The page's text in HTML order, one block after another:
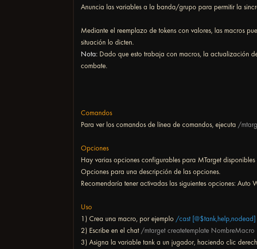
Anuncia las variables a la banda/grupo para permitir la
Mediante el reemplazo de tokens con valores, las macros
situación lo dicten.
Nota: Dado que esto trabaja con macros, la actualización
combate.
Comandos
Para ver los comandos de línea de comandos, ejecuta /
Opciones
Hay varias opciones configurables para MTarget
Opciones para una descripción de las opciones.
Recomendaría tener activadas las siguientes opciones: Auto
Uso
1) Crea una macro, por ejemplo /cast
2) Escribe en el chat /mtarget createtemplate NombreMacro
3) Asigna la variable tank a un jugador, haciendo clic